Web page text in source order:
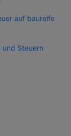
auf baureife
Steuern